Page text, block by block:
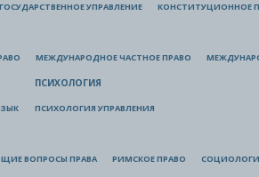
ГОСУДАРСТВЕННОЕ УПРАВЛЕНИЕ КОНСТИТУЦИОННОЕ
МЕЖДУНАРОДНОЕ ЧАСТНОЕ ПРАВО
ПСИХОЛОГИЯ
ПСИХОЛОГИЯ УПРАВЛЕНИЯ
ВОПРОСЫ ПРАВА РИМСКОЕ ПРАВО